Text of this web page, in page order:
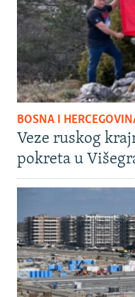
BOSNA I
Veze ruskog
pokreta u